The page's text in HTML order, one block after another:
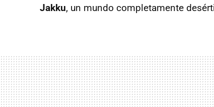
Jakku, un mundo completamente